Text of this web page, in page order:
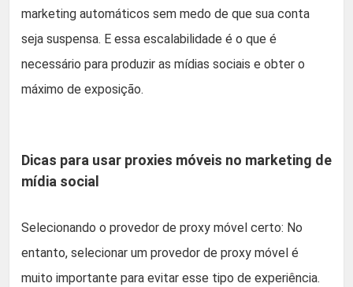
marketing automáticos sem medo de que sua conta
seja suspensa. E essa escalabilidade é o que é
necessário para produzir as mídias sociais e obter o
máximo de exposição.
Dicas para usar proxies móveis no marketing de
mídia social
Selecionando o provedor de proxy móvel certo: No
entanto, selecionar um provedor de proxy móvel é
muito importante para evitar esse tipo de experiência.